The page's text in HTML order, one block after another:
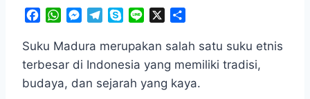
c
e
b
o
W
a
t
A
M
s
s
n
l
e
r
y
p
n
e
a
r
Suku Madura merupakan salah satu suku etnis
terbesar di Indonesia yang memiliki tradisi,
budaya, dan sejarah yang kaya.